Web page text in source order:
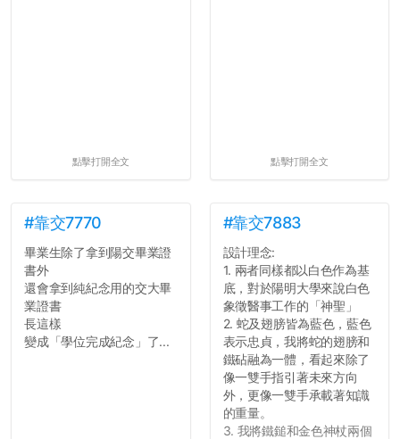
點擊打開全文 點擊打開全文
#靠交7770
畢業生除了拿到陽交畢業證
書外
還會拿到純紀念用的交大畢
業證書
長這樣
變成「學位完成紀念」了...
#靠交7883
設計理念:
1. 兩者同樣都以白色作為基
底，對於陽明大學來說白色
象徵醫事工作的「神聖」
2. 蛇及翅膀皆為藍色，藍色
表示忠貞，我將蛇的翅膀和
鐵砧融為一體，看起來除了
像一雙手指引著未來方向
外，更像一雙手承載著知識
的重量。
3. 我將鐵鎚和金色神杖兩個